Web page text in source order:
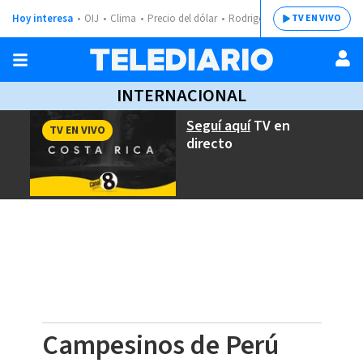
Hoy interesa OIJ Clima Precio del dólar Rodrigo ChavesTV EN VIVO
INTERNACIONAL
Seguí aquíTV en
directo
TV EN VIVO
Campesinos de Perú